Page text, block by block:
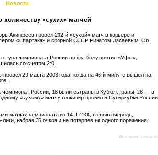
Новости
«сухих» матчей
Акинфеев провел 232-й «сухой» матч в карьере и
«Спартака» и сборной СССР Ринатом Дасаевым. Об
тура чемпионата России по футболу против «Уфы»,
со счетом 2:0.
29 марта 2003 года, когда на 46-й минуте вышел на
России, 18 были сыграны в Кубке страны, 28 — в
«сухому» матчу голкипер провел в Суперкубке России
матчах чемпионата из 14. ЦСКА, в свою очередь,
набрав 36 очков и не потерпев ни одного поражения.
Источник: Lenta.ru